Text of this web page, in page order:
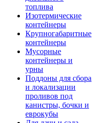
топлива
Изотермические
контейнеры
Крупногабаритные
контейнеры
Мусорные
контейнеры и
урны
Поддоны для сбора
и локализации
проливов под
канистры, бочки и
еврокубы